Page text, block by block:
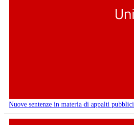
Nuove sentenze in materia di appalti pubblici